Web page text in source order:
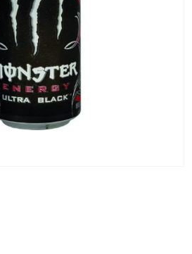
ORE AD
ECCEZIONE
DI ALCUNE
AREE